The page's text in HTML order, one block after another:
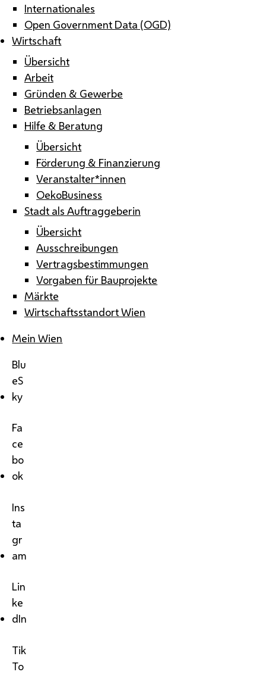
Internationales
Open Government Data (OGD)
Wirtschaft
Übersicht
Arbeit
Gründen & Gewerbe
Betriebsanlagen
Hilfe & Beratung
Übersicht
Förderung & Finanzierung
Veranstalter*innen
OekoBusiness
Stadt als Auftraggeberin
Übersicht
Ausschreibungen
Vertragsbestimmungen
Vorgaben für Bauprojekte
Märkte
Wirtschaftsstandort Wien
Mein Wien
Blu
eS
ky
Fa
ce
bo
ok
Ins
ta
gr
am
Lin
ke
dIn
Tik
To